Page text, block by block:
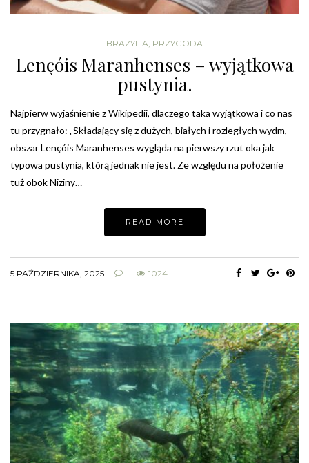
BRAZYLIA PRZYGODA
Lençóis Maranhenses – wyjątkowa
pustynia.
Najpierw wyjaśnienie z Wikipedii, dlaczego taka wyjątkowa i co nas
tu przygnało: „Składający się z dużych, białych i rozległych wydm,
obszar Lençóis Maranhenses wygląda na pierwszy rzut oka jak
typowa pustynia, którą jednak nie jest. Ze względu na położenie
tuż obok Niziny…
READ MORE
5 PAŹDZIERNIKA, 2025 1024